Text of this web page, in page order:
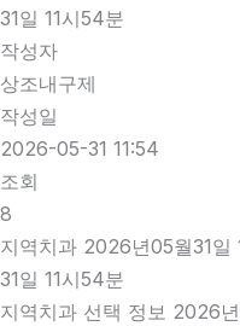
31일 11시54분
작성자
상조내구제
작성일
2026-05-31 11:54
조회
8
지역치과 2026년05월31
31일 11시54분
지역치과 선택 정보 2026